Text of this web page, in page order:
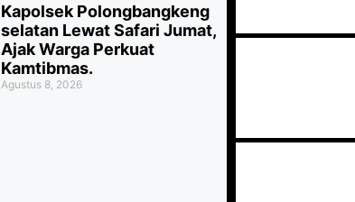
Kapolsek Polongbangkeng
selatan Lewat Safari Jumat,
Ajak Warga Perkuat
Kamtibmas.
Agustus 8, 2026